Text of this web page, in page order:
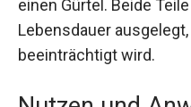
elastischem Bund und
ohne einen Gürtel.
Lebensdauer ausgelegt,